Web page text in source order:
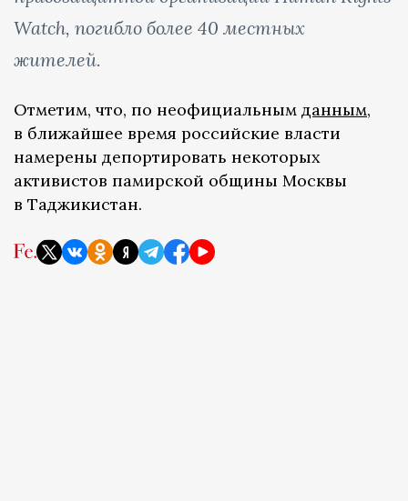
Watch, погибло более 40 местных
жителей.
Отметим, что, по неофициальным данным,
в ближайшее время российские власти
намерены депортировать некоторых
активистов памирской общины Москвы
в Таджикистан.